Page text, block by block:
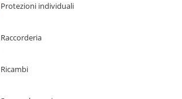
Protezioni individuali
Raccorderia
Ricambi